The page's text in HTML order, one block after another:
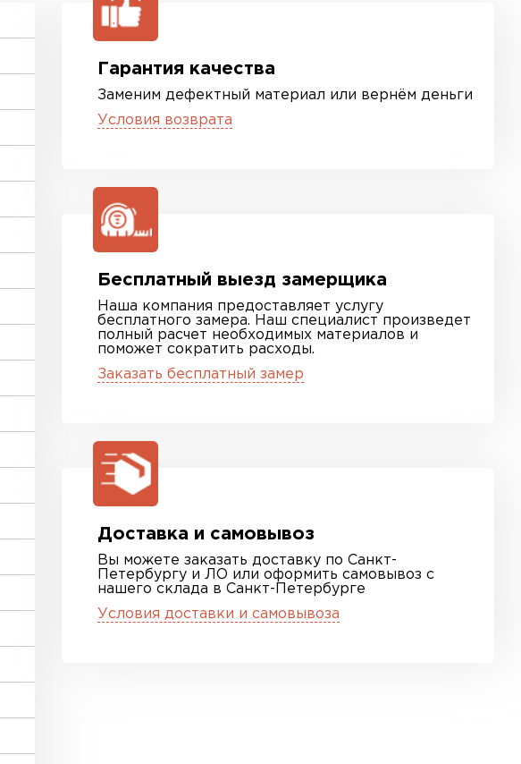
Гарантия качества
Заменим дефектный материал или вернём деньги
Условия возврата
Бесплатный выезд замерщика
Наша компания предоставляет услугу
бесплатного замера. Наш специалист произведет
полный расчет необходимых материалов и
поможет сократить расходы.
Заказать бесплатный замер
Доставка и самовывоз
Вы можете заказать доставку по Санкт-
Петербургу и ЛО или оформить самовывоз с
нашего склада в Санкт-Петербурге
Условия доставки и самовывоза